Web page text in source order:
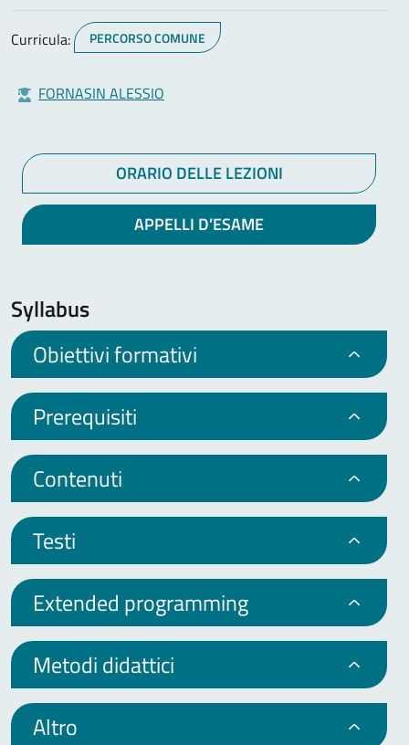
Curricula: PERCORSO COMUNE
FORNASIN ALESSIO
ORARIO DELLE LEZIONI
APPELLI D’ESAME
Syllabus
Obiettivi formativi
Prerequisiti
Contenuti
Testi
Extended programming
Metodi didattici
Altro